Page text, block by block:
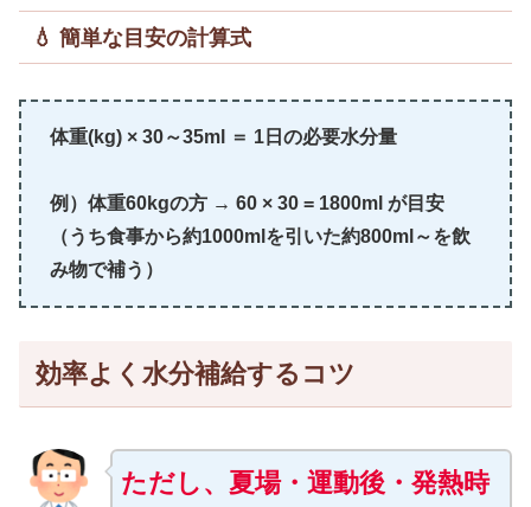
💧 簡単な目安の計算式
体重(kg) × 30～35ml ＝ 1日の必要水分量
例）体重60kgの方 → 60 × 30 = 1800ml が目安
（うち食事から約1000mlを引いた約800ml～を飲
み物で補う）
効率よく水分補給するコツ
ただし、夏場・運動後・発熱時